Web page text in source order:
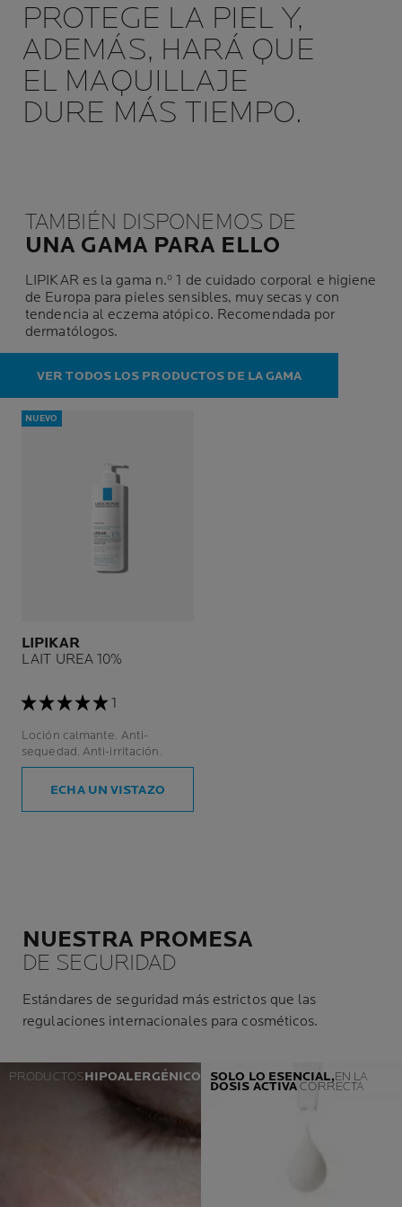
PROTEGE LA PIEL Y,
ADEMÁS, HARÁ QUE
EL MAQUILLAJE
DURE MÁS TIEMPO.
TAMBIÉN DISPONEMOS DE
UNA GAMA PARA ELLO
LIPIKAR es la gama n.º 1 de cuidado corporal e higiene
de Europa para pieles sensibles, muy secas y con
tendencia al eczema atópico. Recomendada por
dermatólogos.
VER TODOS LOS PRODUCTOS DE LA GAMA
NUEVO
LIPIKAR
LAIT UREA 10%
1
Loción calmante. Anti-
sequedad. Anti-irritación.
ECHA UN VISTAZO
NUESTRA PROMESA
DE SEGURIDAD
Estándares de seguridad más estrictos que las
regulaciones internacionales para cosméticos.
PRODUCTOSHIPOALERGÉNICOS SOLO LO ESENCIAL,EN LA
DOSIS ACTIVACORRECTA